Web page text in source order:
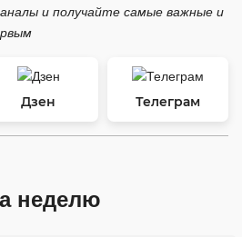
и получайте самые важные и
Дзен Телеграм
неделю